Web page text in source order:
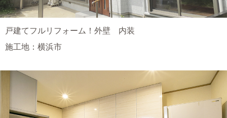
戸建てフルリフォーム！外壁 内装
施工地：横浜市